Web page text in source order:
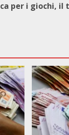
per i giochi, il